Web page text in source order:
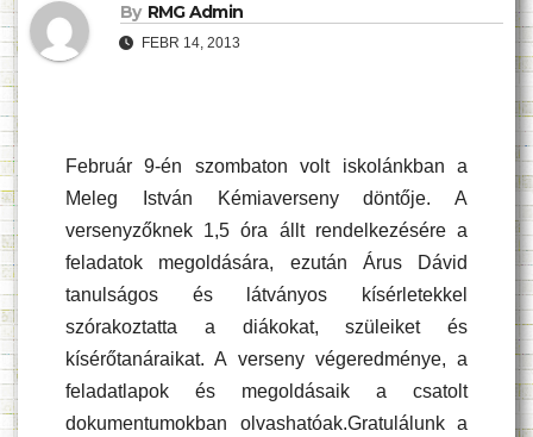
By RMG Admin
FEBR 14, 2013
Február 9-én szombaton volt iskolánkban a
Meleg István Kémiaverseny döntője. A
versenyzőknek 1,5 óra állt rendelkezésére a
feladatok megoldására, ezután Árus Dávid
tanulságos és látványos kísérletekkel
szórakoztatta a diákokat, szüleiket és
kísérőtanáraikat. A verseny végeredménye, a
feladatlapok és megoldásaik a csatolt
dokumentumokban olvashatóak.Gratulálunk a